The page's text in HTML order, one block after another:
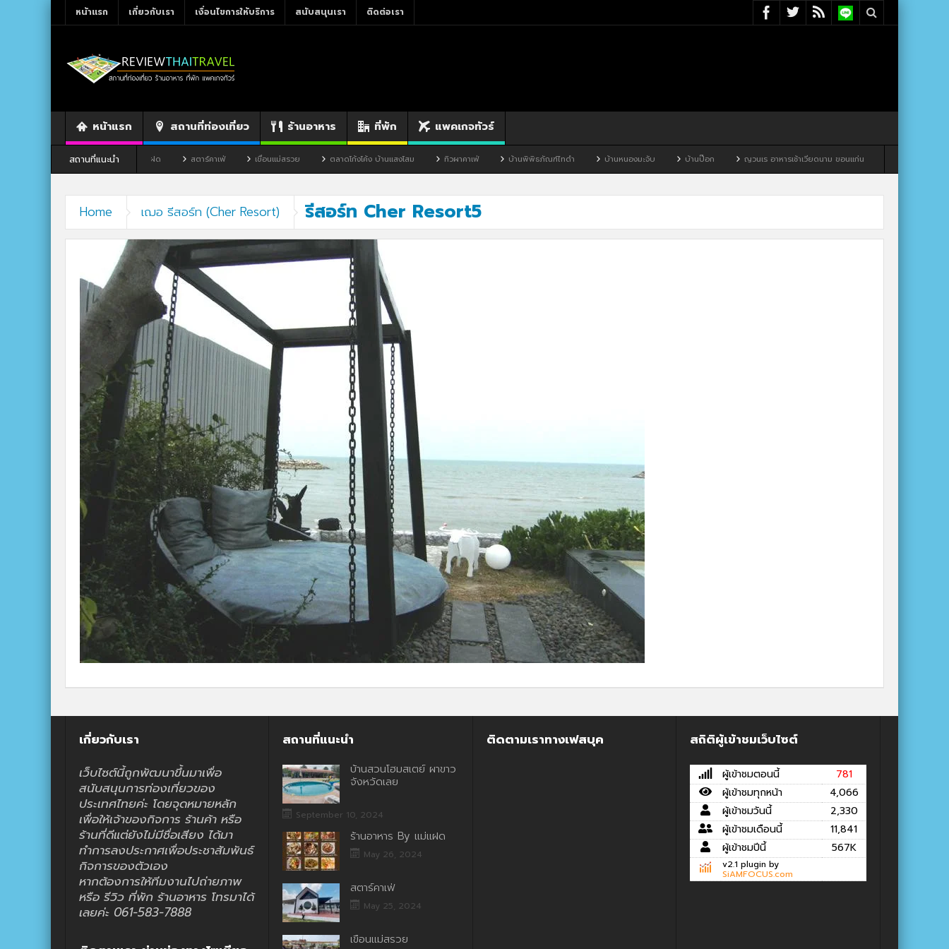
หน้าแรก เกี่ยวกับเรา เงื่อนไขการให้บริการ สนับสนุนเรา ติดต่อเรา
หน้าแรก สถานที่ท่องเที่ยว ร้านอาหาร ที่พัก แพคเกจทัวร์
สถานที่แนะนำ
ร้านอาหาร By แม่แฝด สตาร์คาเฟ่ เขื่อนแม่สรวย ตลาดโก้งโค้ง บ้านแสงโสม ทิวผาคาเฟ่ บ้านพิพิธภัณฑ์ไทดำ บ้านหนองมะจับ บ้านป๊อก ญวนเร อาหารเช้าเวียดนาม ขอนแก่น
Home เฌอ รีสอร์ท (Cher Resort) รีสอร์ท Cher Resort5
เกี่ยวกับเรา
เว็บไซต์นี้ถูกพัฒนาขึ้นมาเพื่อ
สนับสนุนการท่องเที่ยวของ
ประเทศไทยค่ะ โดยจุดหมายหลัก
เพื่อให้เจ้าของกิจการ ร้านค้า หรือ
ร้านที่ดีแต่ยังไม่มีชื่อเสียง ได้มา
ทำการลงประกาศเพื่อประชาสัมพันธ์
กิจการของตัวเอง
หากต้องการให้ทีมงานไปถ่ายภาพ
หรือ รีวิว ที่พัก ร้านอาหาร โทรมาได้
เลยค่ะ 061-583-7888
สถานที่แนะนำ
บ้านสวนโฮมสเตย์ ผาขาว
จังหวัดเลย
September 10, 2024
ร้านอาหาร By แม่แฝด
May 26, 2024
สตาร์คาเฟ่
May 25, 2024
เขื่อนแม่สรวย
ติดตามเราทางเฟสบุค สถิติผู้เข้าชมเว็บไซต์
ผู้เข้าชมตอนนี้
781
ผู้เข้าชมทุกหน้า
4,066
ผู้เข้าชมวันนี้
2,330
ผู้เข้าชมเดือนนี้
11,841
ผู้เข้าชมปีนี้
567K
v2.1 plugin by
SiAMFOCUS.com